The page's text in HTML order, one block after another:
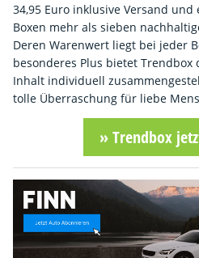
34,95 Euro inklusive Versand
Boxen mehr als sieben
Deren Warenwert liegt bei jeder
besonderes Plus bietet Trendbox
Inhalt individuell
tolle Überraschung für liebe
» Trendbox